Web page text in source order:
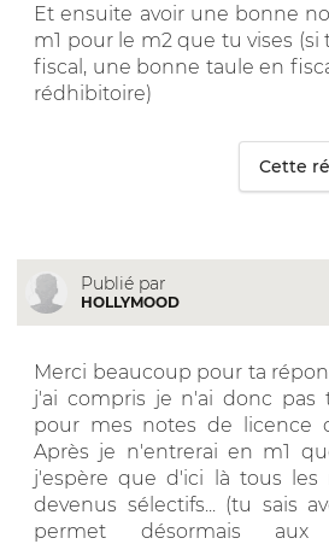
Et ensuite avoir une bonne
m1 pour le m2 que tu vises (si
fiscal, une bonne taule en
rédhibitoire)
Cette
Publié par
HOLLYMOOD
Merci beaucoup pour ta
j'ai compris je n'ai donc pas
pour mes notes de licence
Après je n'entrerai en m1
j'espère que d'ici là tous les
devenus sélectifs... (tu sais
permet désormais aux